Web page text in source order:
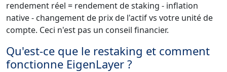
rendement réel = rendement de staking - inflation
native - changement de prix de l'actif vs votre unité de
compte. Ceci n'est pas un conseil financier.
Qu'est-ce que le restaking et comment
fonctionne EigenLayer ?